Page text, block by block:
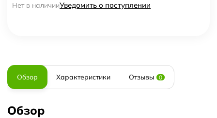
Нет в наличииУведомить о поступлении
Обзор Характеристики Отзывы 0
Обзор